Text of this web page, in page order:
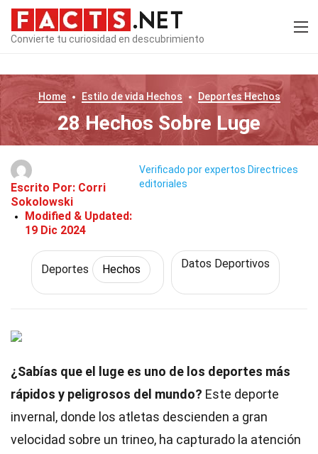
Convierte tu curiosidad en descubrimiento
Home Estilo de vida Hechos DeportesHechos
28 Hechos Sobre Luge
Escrito Por: Corri
Sokolowski
Modified & Updated:
19 Dic 2024
Verificado por expertos Directrices
editoriales
Deportes Hechos Datos Deportivos
¿Sabías que el luge es uno de los deportes más
rápidos y peligrosos del mundo? Este deporte
invernal, donde los atletas descienden a gran
velocidad sobre un trineo, ha capturado la atención